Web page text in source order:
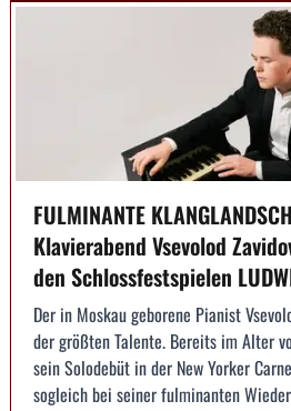
FULMINANTE
Klavierabend Vsevolod
den Schlossfestspielen
Der in Moskau geborene Pianist
der größten Talente. Bereits im Alter
sein Solodebüt in der New Yorker
sogleich bei seiner fulminanten